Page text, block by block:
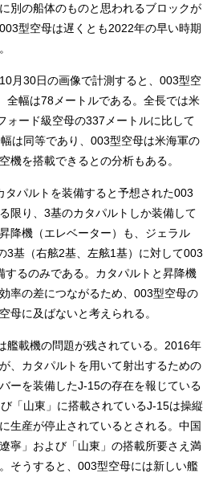
別の船体のものと思われるブロックが
型空母は遅くとも2022年の早い時期
月30日の画像で計測すると、003型空
全幅は78メートルである。全長では米
ォード級空母の337メートルに比して
は同等であり、003型空母は米海軍の
機を搭載できるとの分析もある。
パルトを装備すると予想された003
限り、3基のカタパルトしか装備して
降機（エレベーター）も、ジェラル
3基（右舷2基、左舷1基）に対して003
するのみである。カタパルトと昇降機
率の差につながるため、003型空母の
母に及ばないと考えられる。
載機の問題が残されている。2016年
、カタパルトを用いて射出するための
ーを装備したJ-15の存在を報じている
「山東」に搭載されているJ-15は操縦
生産が停止されているとされる。中国
寧」および「山東」の搭載所要さえ満
そうすると、003型空母には新しい艦